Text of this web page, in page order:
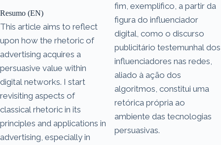
Resumo (EN)
This article aims to reflect
upon how the rhetoric of
advertising acquires a
persuasive value within
digital networks. I start
revisiting aspects of
classical rhetoric in its
principles and applications in
advertising, especially in
fim, exemplifico, a partir da
figura do influenciador
digital, como o discurso
publicitário testemunhal dos
influenciadores nas redes,
aliado à ação dos
algoritmos, constitui uma
retórica própria ao
ambiente das tecnologias
persuasivas.